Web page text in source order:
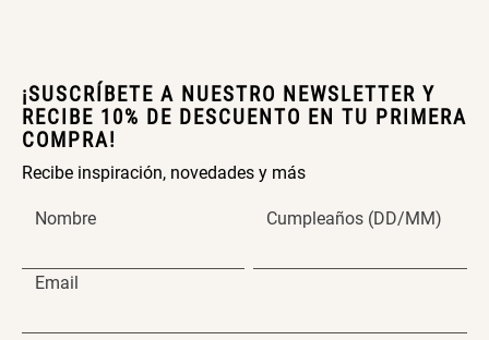
¡SUSCRÍBETE A NUESTRO NEWSLETTER Y
RECIBE 10% DE DESCUENTO EN TU PRIMERA
COMPRA!
Recibe inspiración, novedades y más
Nombre Cumpleaños (DD/MM)
Email